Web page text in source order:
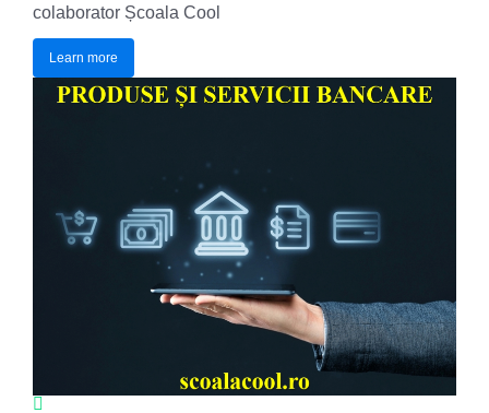
colaborator Școala Cool
Learn more